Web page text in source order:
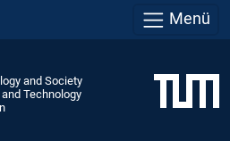
Menü
and Society
Technology